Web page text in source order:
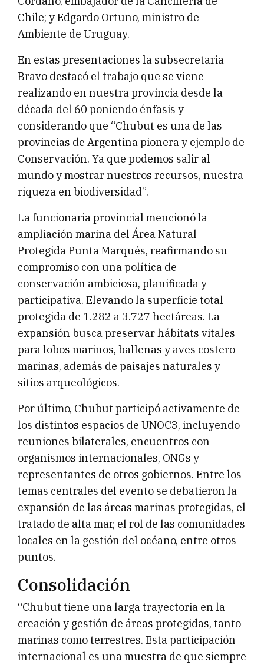
Chile; y Edgardo Ortuño, ministro de
Ambiente de Uruguay.
En estas presentaciones la subsecretaria
Bravo destacó el trabajo que se viene
realizando en nuestra provincia desde la
década del 60 poniendo énfasis y
considerando que “Chubut es una de las
provincias de Argentina pionera y ejemplo de
Conservación. Ya que podemos salir al
mundo y mostrar nuestros recursos, nuestra
riqueza en biodiversidad”.
La funcionaria provincial mencionó la
ampliación marina del Área Natural
Protegida Punta Marqués, reafirmando su
compromiso con una política de
conservación ambiciosa, planificada y
participativa. Elevando la superficie total
protegida de 1.282 a 3.727 hectáreas. La
expansión busca preservar hábitats vitales
para lobos marinos, ballenas y aves costero-
marinas, además de paisajes naturales y
sitios arqueológicos.
Por último, Chubut participó activamente de
los distintos espacios de UNOC3, incluyendo
reuniones bilaterales, encuentros con
organismos internacionales, ONGs y
representantes de otros gobiernos. Entre los
temas centrales del evento se debatieron la
expansión de las áreas marinas protegidas, el
tratado de alta mar, el rol de las comunidades
locales en la gestión del océano, entre otros
puntos.
Consolidación
“Chubut tiene una larga trayectoria en la
creación y gestión de áreas protegidas, tanto
marinas como terrestres. Esta participación
internacional es una muestra de que siempre